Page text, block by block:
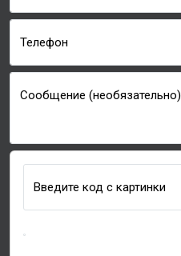
Телефон
Сообщение (необязательно)
Введите код с картинки